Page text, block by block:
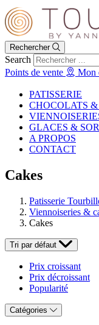
Rechercher
Search
Points de vente Mon
PATISSERIE
CHOCOLATS
GLACES &
A PROPOS
CONTACT
Cakes
Patisserie
Viennoiseries &
Cakes
Tri par défaut
Prix croissant
Prix décroissant
Popularité
Catégories